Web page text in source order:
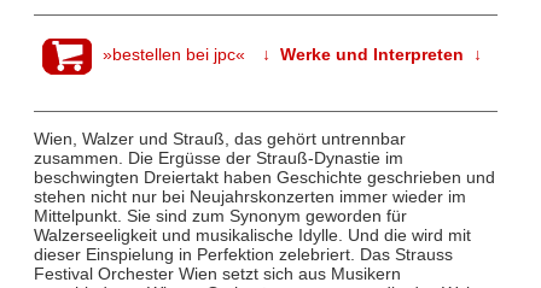
»bestellen bei jpc« ↓ Werke und Interpreten ↓
Wien, Walzer und Strauß, das gehört untrennbar
zusammen. Die Ergüsse der Strauß-Dynastie im
beschwingten Dreiertakt haben Geschichte geschrieben und
stehen nicht nur bei Neujahrskonzerten immer wieder im
Mittelpunkt. Sie sind zum Synonym geworden für
Walzerseeligkeit und musikalische Idylle. Und die wird mit
dieser Einspielung in Perfektion zelebriert. Das Strauss
Festival Orchester Wien setzt sich aus Musikern